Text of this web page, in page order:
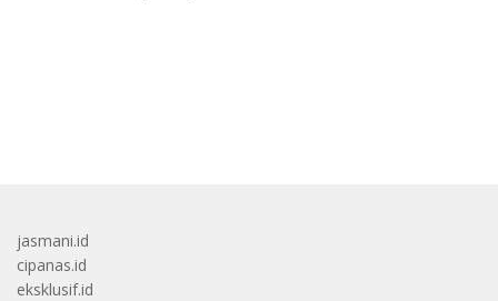
jasmani.id
cipanas.id
eksklusif.id